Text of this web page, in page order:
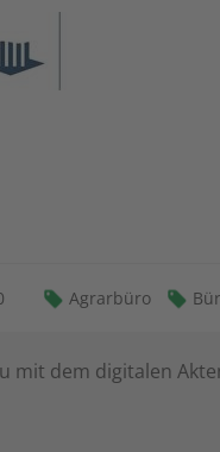
Agrarbüro
mit dem digitalen